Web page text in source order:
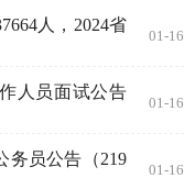
人，2024省
01-16
人员面试公告
01-16
务员公告（219
01-16